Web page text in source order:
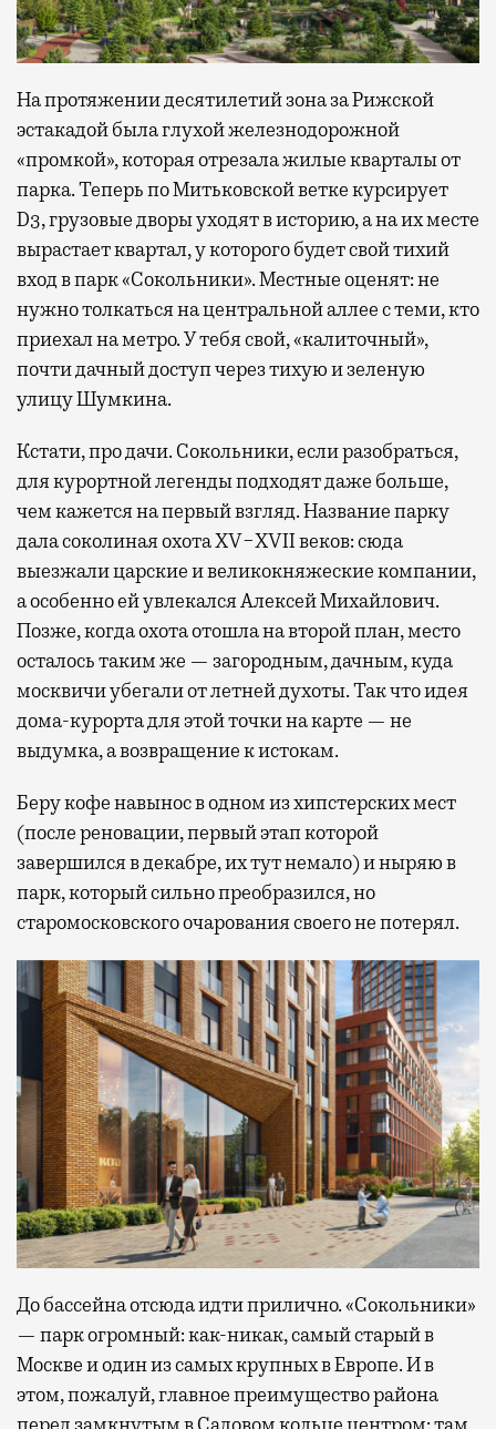
На протяжении десятилетий зона за Рижской
эстакадой была глухой железнодорожной
«промкой», которая отрезала жилые кварталы от
парка. Теперь по Митьковской ветке курсирует
D3, грузовые дворы уходят в историю, а на их месте
вырастает квартал, у которого будет свой тихий
вход в парк «Сокольники». Местные оценят: не
нужно толкаться на центральной аллее с теми, кто
приехал на метро. У тебя свой, «калиточный»,
почти дачный доступ через тихую и зеленую
улицу Шумкина.
Кстати, про дачи. Сокольники, если разобраться,
для курортной легенды подходят даже больше,
чем кажется на первый взгляд. Название парку
дала соколиная охота XV−XVII веков: сюда
выезжали царские и великокняжеские компании,
а особенно ей увлекался Алексей Михайлович.
Позже, когда охота отошла на второй план, место
осталось таким же — загородным, дачным, куда
москвичи убегали от летней духоты. Так что идея
дома-курорта для этой точки на карте — не
выдумка, а возвращение к истокам.
Беру кофе навынос в одном из хипстерских мест
(после реновации, первый этап которой
завершился в декабре, их тут немало) и ныряю в
парк, который сильно преобразился, но
старомосковского очарования своего не потерял.
До бассейна отсюда идти прилично. «Сокольники»
— парк огромный: как-никак, самый старый в
Москве и один из самых крупных в Европе. И в
этом, пожалуй, главное преимущество района